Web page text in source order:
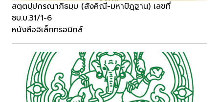
สตฺตปฺปกรณาภิธมฺม (สังคิณี-มหาปัฎฐาน) เลขที่
ชบ.บ.31/1-6
หนังสืออิเล็กทรอนิกส์